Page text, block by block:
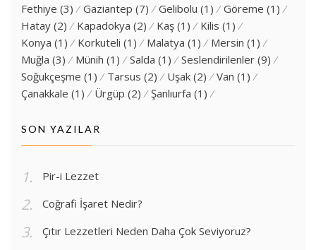
Fethiye (3) Gaziantep (7) Gelibolu (1) Göreme (1)
Hatay (2) Kapadokya (2) Kaş (1) Kilis (1)
Konya (1) Korkuteli (1) Malatya (1) Mersin (1)
Muğla (3) Münih (1) Salda (1) Seslendirilenler (9)
Soğukçeşme (1) Tarsus (2) Uşak (2) Van (1)
Çanakkale (1) Ürgüp (2) Şanlıurfa (1)
SON YAZILAR
Pir-i Lezzet
Coğrafi İşaret Nedir?
Çıtır Lezzetleri Neden Daha Çok Seviyoruz?